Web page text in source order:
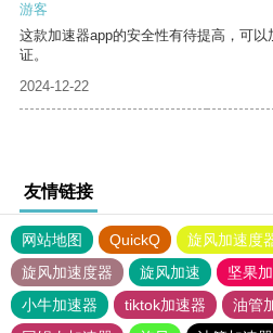
游客
这款加速器app的安全性有待提高，可
证。
2024-12-22
友情链接
网站地图 QuickQ 旋风加速度
旋风加速度器
旋风加速 坚果
小牛加速器
tiktok加速器 油管